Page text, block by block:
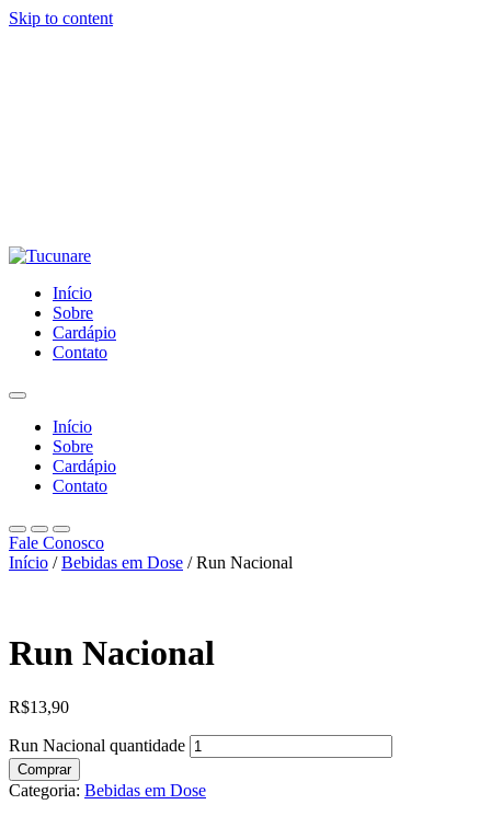
Skip to content
Início
Sobre
Cardápio
Contato
Início
Sobre
Cardápio
Contato
Fale Conosco
Início /Bebidas em Dose / Run Nacional
Run Nacional
R$13,90
Run Nacional quantidade
Comprar
Categoria: Bebidas em Dose